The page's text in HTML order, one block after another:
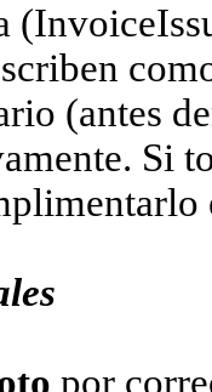
(antes
Si
por